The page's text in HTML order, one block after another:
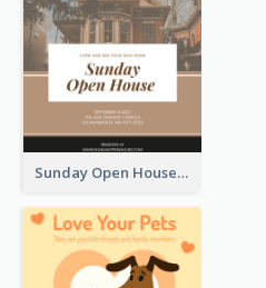
Sunday Open House Instagram Post